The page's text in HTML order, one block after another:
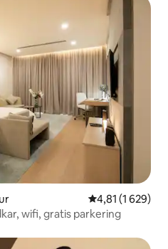
4,81 av 5 i
4,81 (1 629)
wifi, gratis parkering